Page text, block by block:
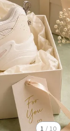
1 / 10